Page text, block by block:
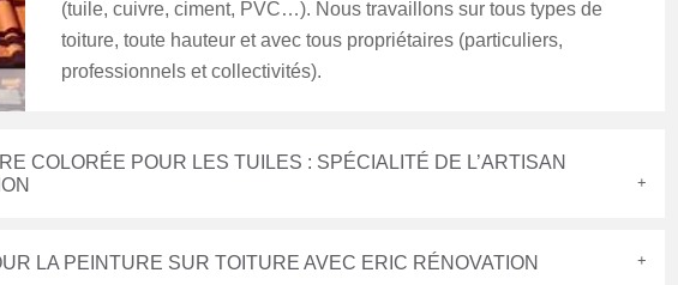
(tuile, cuivre, ciment, PVC…). Nous travaillons sur tous types de
toiture, toute hauteur et avec tous propriétaires (particuliers,
professionnels et collectivités).
COLORÉE POUR LES TUILES : SPÉCIALITÉ DE L’ARTISAN
LA PEINTURE SUR TOITURE AVEC ERIC RÉNOVATION